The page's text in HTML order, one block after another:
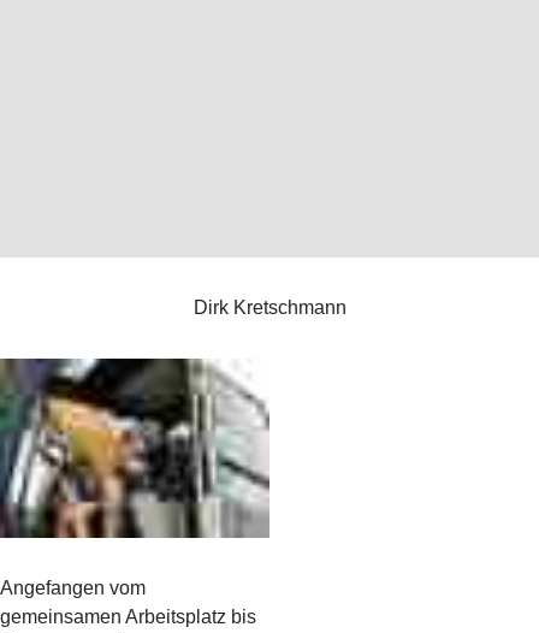
Dirk Kretschmann
Angefangen vom
gemeinsamen Arbeitsplatz bis